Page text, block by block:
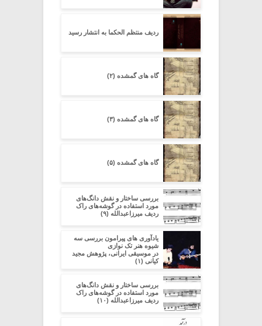
ردیف منتظم الحکما به انتشار رسید
گاه های گمشده (۲)
گاه های گمشده (۳)
گاه های گمشده (۵)
بررسی ساختار و نقش دانگ‌های
مورد استفاده در گوشه‌های راک
ردیف میرزاعبدالله (۹)
یادآوری های پیرامون بررسی سه
شیوه هنر تک نوازی
در موسیقی ایرانی، پژوهش مجید
کیانی (۱)
بررسی ساختار و نقش دانگ‌های
مورد استفاده در گوشه‌های راک
ردیف میرزاعبدالله (۱۰)